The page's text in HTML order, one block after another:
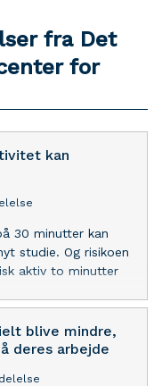
fra Det
for
kan
30 minutter kan
studie. Og risikoen
aktiv to minutter
blive mindre,
deres arbejde